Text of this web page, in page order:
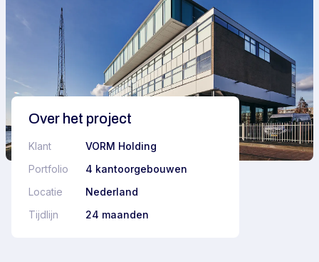
Over het project
Klant
VORM Holding
Portfolio
4 kantoorgebouwen
Locatie
Nederland
Tijdlijn
24 maanden